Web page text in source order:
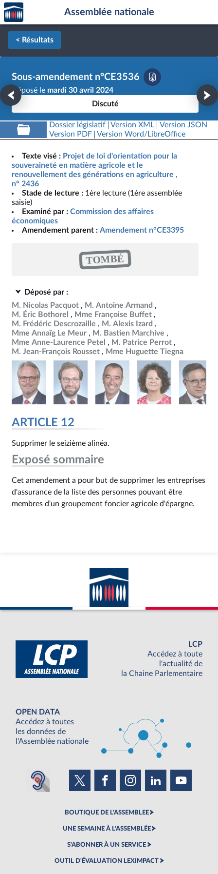
Aller au contenu
Aller en bas de la page
Accèder
à la
page
d'accueil
Assemblée nationale
< Résultats
Sous-amendement n°CE3536
Déposé le mardi 30 avril 2024
Discuté
Dossier législatif Version XML
Version JSON
Version PDF
Version Word/LibreOffice
Texte visé : Projet de loi d'orientation pour la
souveraineté en matière agricole et le
renouvellement des générations en agriculture ,
n° 2436
Stade de lecture : 1ère lecture (1ère assemblée
saisie)
Examiné par : Commission des affaires
économiques
Amendement parent : Amendement n°CE3395
TOMBÉ
Déposé par :
M. Nicolas Pacquot
M. Antoine Armand
M. Éric Bothorel
Mme Françoise Buffet
M. Frédéric Descrozaille
M. Alexis Izard
Mme Annaïg Le Meur
M. Bastien Marchive
Mme Anne-Laurence Petel
M. Patrice Perrot
M. Jean-François Rousset
Mme Huguette Tiegna
ARTICLE 12
Supprimer le seizième alinéa.
Exposé sommaire
Cet amendement a pour but de supprimer les entreprises
d'assurance de la liste des personnes pouvant être
membres d'un groupement foncier agricole d'épargne.
LCP
Accédez à toute
l'actualité de
la Chaine Parlementaire
OPEN DATA
Accédez à toutes
les données de
l'Assemblée nationale
BOUTIQUE DE L'ASSEMBLEE
UNE SEMAINE À L'ASSEMBLÉE
S'ABONNER À UN SERVICE
OUTIL D'ÉVALUATION LEXIMPACT